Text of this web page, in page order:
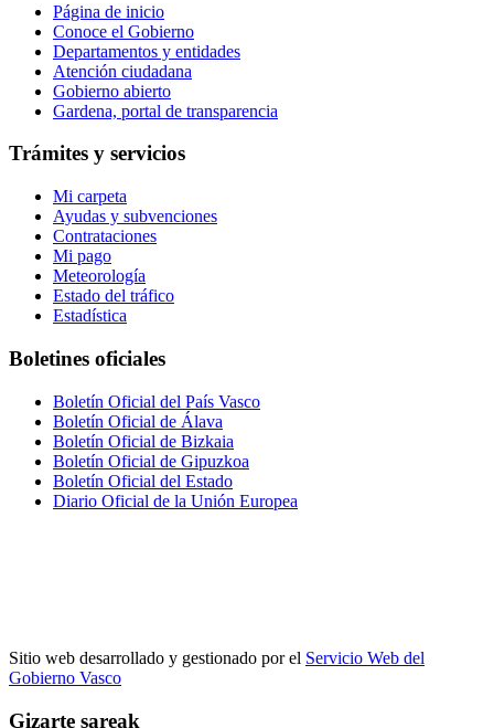
Página de inicio
Conoce el Gobierno
Departamentos y entidades
Atención ciudadana
Gobierno abierto
Gardena, portal de transparencia
Trámites y servicios
Mi carpeta
Ayudas y subvenciones
Contrataciones
Mi pago
Meteorología
Estado del tráfico
Estadística
Boletines oficiales
Boletín Oficial del País Vasco
Boletín Oficial de Álava
Boletín Oficial de Bizkaia
Boletín Oficial de Gipuzkoa
Boletín Oficial del Estado
Diario Oficial de la Unión Europea
Sitio web desarrollado y gestionado por el Servicio Web del
Gobierno Vasco
Gizarte sareak